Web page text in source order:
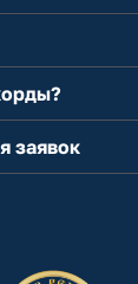
заявок